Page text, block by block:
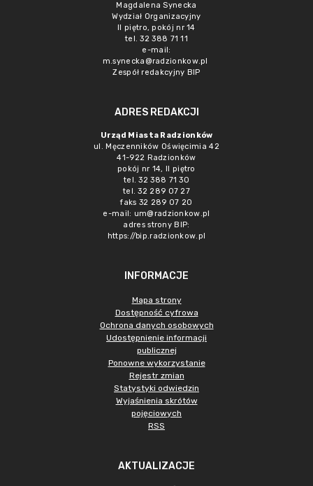
Magdalena Synecka
Wydział Organizacyjny
II piętro, pokój nr 14
tel. 32 388 71 11
e-mail:
m.synecka@radzionkow.pl
Zespół redakcyjny BIP
ADRES REDAKCJI
Urząd Miasta Radzionków
ul. Męczenników Oświęcimia 42
41-922 Radzionków
pokój nr 14, II piętro
tel. 32 388 71 30
tel. 32 289 07 27
faks 32 289 07 20
e-mail: um@radzionkow.pl
adres strony BIP:
https://bip.radzionkow.pl
INFORMACJE
Mapa strony
Dostępność cyfrowa
Ochrona danych osobowych
Udostępnienie informacji
publicznej
Ponowne wykorzystanie
Rejestr zmian
Statystyki odwiedzin
Wyjaśnienia skrótów
pojęciowych
RSS
AKTUALIZACJE